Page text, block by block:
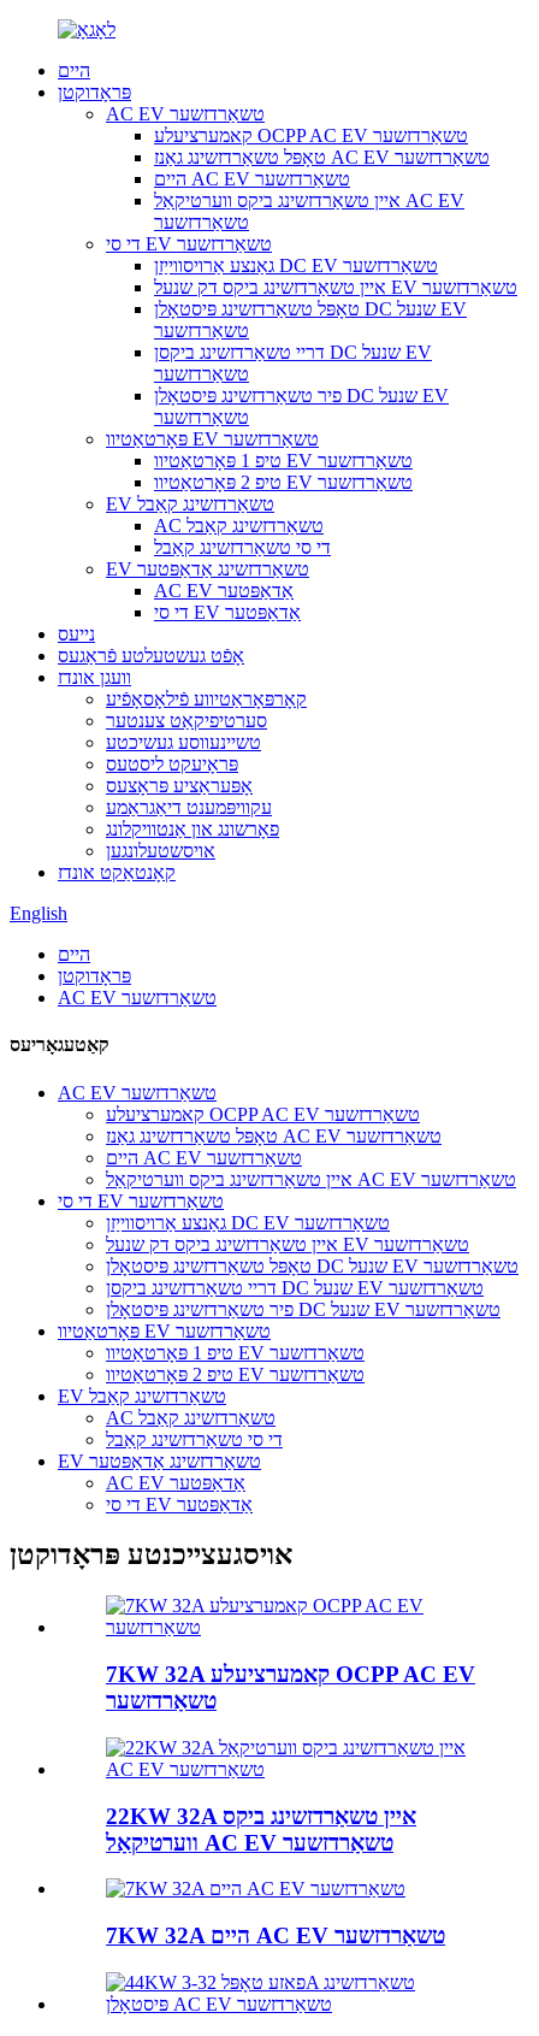
היים
פּראָדוקטן
AC EV טשאַרדזשער
קאמערציעלע OCPP AC EV טשאַרדזשער
טאָפּל טשאַרדזשינג גאַנז AC EV טשאַרדזשער
היים AC EV טשאַרדזשער
איין טשאַרדזשינג ביקס ווערטיקאַל AC EV
טשאַרדזשער
די סי EV טשאַרדזשער
גאַנצע אַרויסווייַזן DC EV טשאַרדזשער
איין טשאַרדזשינג ביקס דק שנעל EV טשאַרדזשער
טאָפּל טשאַרדזשינג פּיסטאָלן DC שנעל EV
טשאַרדזשער
דריי טשאַרדזשינג ביקסן DC שנעל EV
טשאַרדזשער
פיר טשאַרדזשינג פּיסטאָלן DC שנעל EV
טשאַרדזשער
פּאָרטאַטיוו EV טשאַרדזשער
טיפ 1 פּאָרטאַטיוו EV טשאַרדזשער
טיפ 2 פּאָרטאַטיוו EV טשאַרדזשער
EV טשאַרדזשינג קאַבל
AC טשאַרדזשינג קאַבל
די סי טשאַרדזשינג קאַבל
EV טשאַרדזשינג אַדאַפּטער
AC EV אַדאַפּטער
די סי EV אַדאַפּטער
נייעס
אָפֿט געשטעלטע פֿראַגעס
וועגן אונדז
קאָרפּאָראַטיווע פֿילאָסאָפֿיע
סערטיפיקאַט צענטער
טשיינעווסע געשיכטע
פּראָיעקט ליסטעס
אָפּעראַציע פּראָצעס
עקוויפּמענט דיאַגראַמע
פאָרשונג און אַנטוויקלונג
אויסשטעלונגען
קאָנטאַקט אונדז
English
היים
פּראָדוקטן
AC EV טשאַרדזשער
קאַטעגאָריעס
AC EV טשאַרדזשער
קאמערציעלע OCPP AC EV טשאַרדזשער
טאָפּל טשאַרדזשינג גאַנז AC EV טשאַרדזשער
היים AC EV טשאַרדזשער
איין טשאַרדזשינג ביקס ווערטיקאַל AC EV טשאַרדזשער
די סי EV טשאַרדזשער
גאַנצע אַרויסווייַזן DC EV טשאַרדזשער
איין טשאַרדזשינג ביקס דק שנעל EV טשאַרדזשער
טאָפּל טשאַרדזשינג פּיסטאָלן DC שנעל EV טשאַרדזשער
דריי טשאַרדזשינג ביקסן DC שנעל EV טשאַרדזשער
פיר טשאַרדזשינג פּיסטאָלן DC שנעל EV טשאַרדזשער
פּאָרטאַטיוו EV טשאַרדזשער
טיפ 1 פּאָרטאַטיוו EV טשאַרדזשער
טיפ 2 פּאָרטאַטיוו EV טשאַרדזשער
EV טשאַרדזשינג קאַבל
AC טשאַרדזשינג קאַבל
די סי טשאַרדזשינג קאַבל
EV טשאַרדזשינג אַדאַפּטער
AC EV אַדאַפּטער
די סי EV אַדאַפּטער
אויסגעצייכנטע פּראָדוקטן
7KW 32A קאמערציעלע OCPP AC EV
טשאַרדזשער
22KW 32A איין טשאַרדזשינג ביקס
ווערטיקאַל AC EV טשאַרדזשער
7KW 32A היים AC EV טשאַרדזשער